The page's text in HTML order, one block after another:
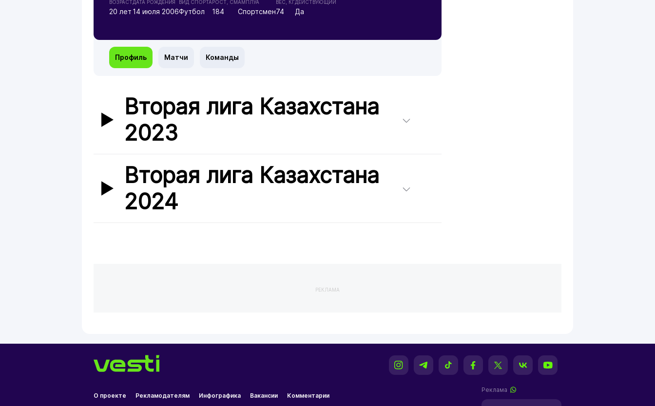
ВОЗРАСТ
20 лет
ДАТА РОЖДЕНИЯ
14 июля 2006
ВИД СПОРТА
Футбол
РОСТ, СМ
184
АМПЛУА
Спортсмен
ВЕС, КГ
74
ДЕЙСТВУЮЩИЙ
Да
Профиль Матчи Команды
Вторая лига Казахстана
2023
Вторая лига Казахстана
2024
РЕКЛАМА
О проекте Рекламодателям Инфографика Вакансии Комментарии
Реклама